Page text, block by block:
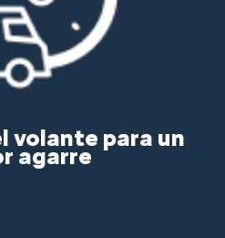
volante para un
agarre